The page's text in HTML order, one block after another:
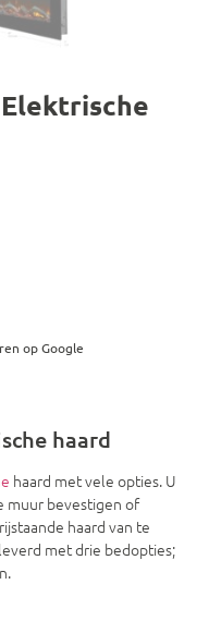
op Google
haard
haard met vele opties. U
muur bevestigen of
haard van te
met drie bedopties;